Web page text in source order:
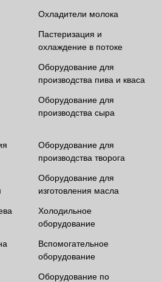
Охладители молока
Пастеризация и
охлаждение в потоке
Оборудование для
производства пива и кваса
Оборудование для
производства сыра
Оборудование для
производства творога
Оборудование для
изготовления масла
Холодильное
оборудование
Вспомогательное
оборудование
Оборудование по